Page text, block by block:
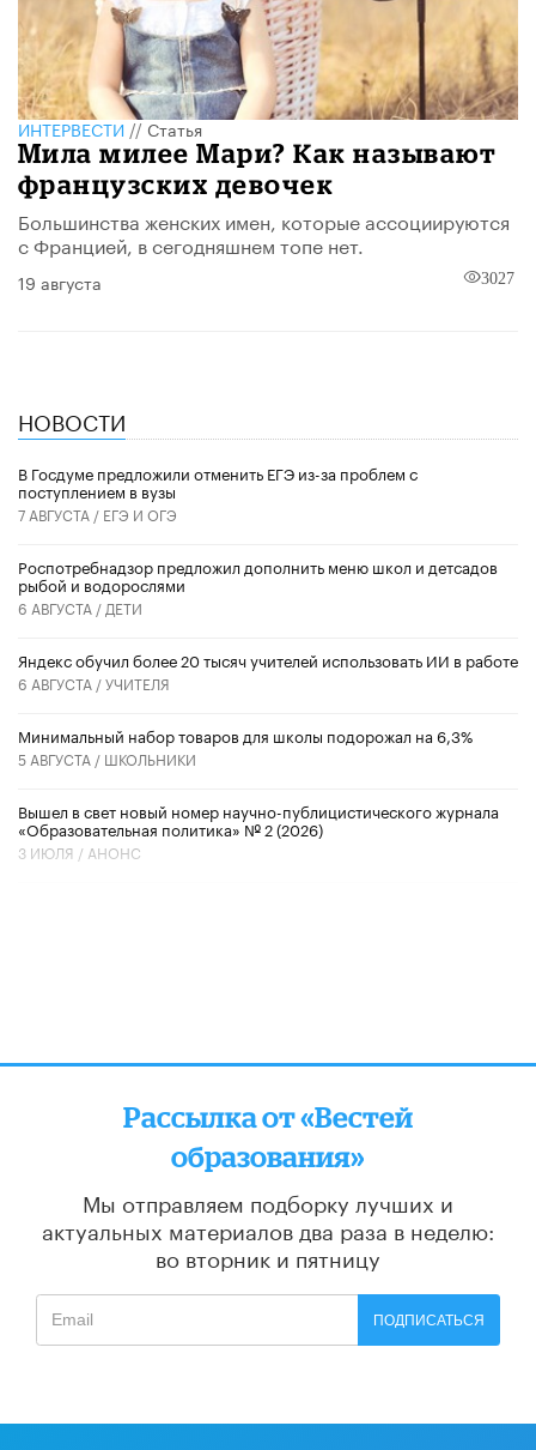
ИНТЕРВЕСТИ//Статья
Мила милее Мари? Как называют
французских девочек
Большинства женских имен, которые ассоциируются
с Францией, в сегодняшнем топе нет.
19 августа 3027
НОВОСТИ
В Госдуме предложили отменить ЕГЭ из-за проблем с
поступлением в вузы
7 АВГУСТА / ЕГЭ И ОГЭ
Роспотребнадзор предложил дополнить меню школ и детсадов
рыбой и водорослями
6 АВГУСТА / ДЕТИ
​Яндекс обучил более 20 тысяч учителей использовать ИИ в работе
6 АВГУСТА /УЧИТЕЛЯ
Минимальный набор товаров для школы подорожал на 6,3%
5 АВГУСТА / ШКОЛЬНИКИ
Вышел в свет новый номер научно-публицистического журнала
«Образовательная политика» № 2 (2026)
3 ИЮЛЯ / АНОНС
Рассылка от «Вестей
образования»
Мы отправляем подборку лучших и
актуальных материалов два раза в неделю:
во вторник и пятницу
ПОДПИСАТЬСЯ